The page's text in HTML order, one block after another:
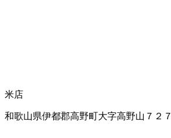
米店
和歌山県伊都郡高野町大字高野山７２７